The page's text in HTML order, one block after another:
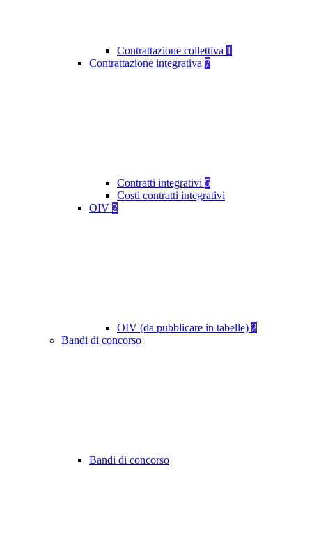
Contrattazione collettiva 1
Contrattazione integrativa 7
Contratti integrativi 5
Costi contratti integrativi
OIV 2
OIV (da pubblicare in tabelle) 2
Bandi di concorso
Bandi di concorso